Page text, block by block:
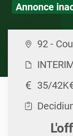
Annonce
92 -
35/